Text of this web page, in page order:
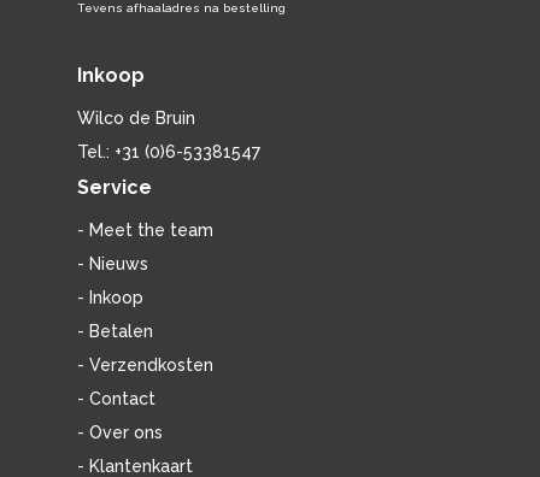
Tevens afhaaladres na bestelling
Inkoop
Wilco de Bruin
Tel.: +31 (0)6-53381547
Service
- Meet the team
- Nieuws
- Inkoop
- Betalen
- Verzendkosten
- Contact
- Over ons
- Klantenkaart